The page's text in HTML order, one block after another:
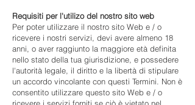
Requisiti per l'utilizo del nostro sito web
Per poter utilizzare il nostro sito Web e / o
ricevere i nostri servizi, devi avere almeno 18
anni, o aver raggiunto la maggiore età definita
nello stato della tua giurisdizione, e possedere
l'autorità legale, il diritto e la libertà di stipulare
un accordo vincolante con questi Termini. Non è
consentito utilizzare questo sito Web e / o